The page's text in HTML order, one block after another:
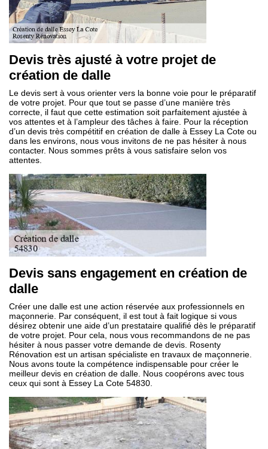
Devis très ajusté à votre projet de
création de dalle
Le devis sert à vous orienter vers la bonne voie pour le préparatif
de votre projet. Pour que tout se passe d’une manière très
correcte, il faut que cette estimation soit parfaitement ajustée à
vos attentes et à l’ampleur des tâches à faire. Pour la réception
d’un devis très compétitif en création de dalle à Essey La Cote ou
dans les environs, nous vous invitons de ne pas hésiter à nous
contacter. Nous sommes prêts à vous satisfaire selon vos
attentes.
Devis sans engagement en création de
dalle
Créer une dalle est une action réservée aux professionnels en
maçonnerie. Par conséquent, il est tout à fait logique si vous
désirez obtenir une aide d’un prestataire qualifié dès le préparatif
de votre projet. Pour cela, nous vous recommandons de ne pas
hésiter à nous passer votre demande de devis. Rosenty
Rénovation est un artisan spécialiste en travaux de maçonnerie.
Nous avons toute la compétence indispensable pour créer le
meilleur devis en création de dalle. Nous coopérons avec tous
ceux qui sont à Essey La Cote 54830.